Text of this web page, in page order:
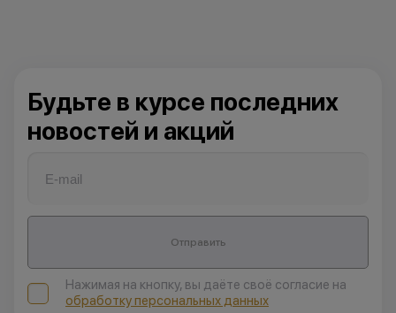
Будьте в курсе последних
новостей и акций
Отправить
Нажимая на кнопку, вы даёте своё согласие на
обработку персональных данных